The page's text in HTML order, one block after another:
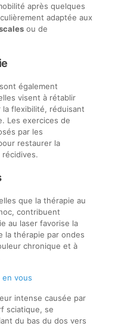
après quelques
adaptée aux
ou de
également
visent à rétablir
la flexibilité, réduisant
Les exercices de
par les
restaurer la
que la thérapie au
contribuent
au laser favorise la
la thérapie par ondes
chronique et à
en vous
intense causée par
sciatique, se
du bas du dos vers